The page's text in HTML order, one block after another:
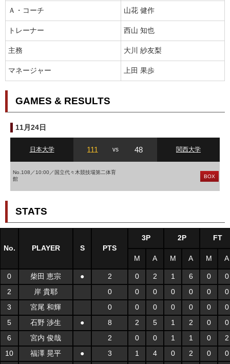
Ａ・コーチ 山花 健作
トレーナー 西山 知也
主務 大川 紗友梨
マネージャー 上田 果歩
GAMES & RESULTS
11月24日
日本大学 111 vs 48 関西大学
No.108／10:00／国立代々木競技場第二体育
館
BOX
STATS
No. PLAYER S PTS
3P 2P FT
M A M A M A
0 柴田 恵宗 ● 2 0 2 1 6 0
0
2
岸 貴耶 0 0 0 0 0 0
0
3
宮尾 和輝 0 0 0 0 0 0
0
5
石野 渉生 ● 8 2 5 1 2 0
0
6
宮内 俊哉 2 0 0 1 1 0
2
10
福澤 晃平 ● 3 1 4 0 2 0
0